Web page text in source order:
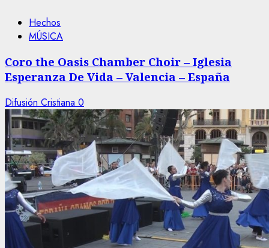
Hechos
MÚSICA
Coro the Oasis Chamber Choir – Iglesia
Esperanza De Vida – Valencia – España
Difusión Cristiana 0